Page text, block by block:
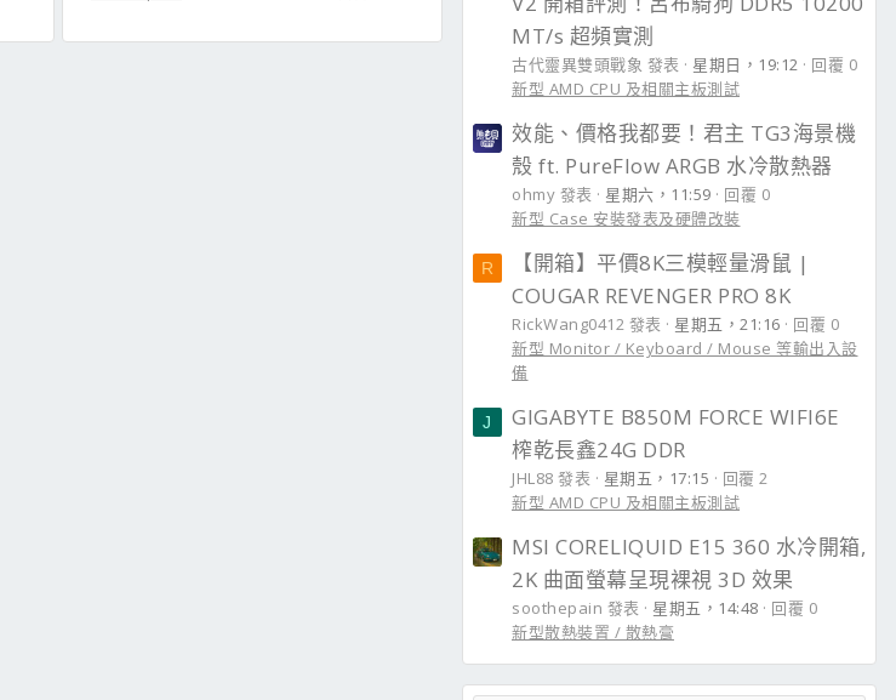
MT/s 超頻實測
古代靈異雙頭戰象 發表 星期日，19:12
回覆 0
新型 AMD CPU 及相關主板測試
效能、價格我都要！君主 TG3海景機
殼 ft. PureFlow ARGB 水冷散熱器
ohmy 發表 星期六，11:59
回覆 0
新型 Case 安裝發表及硬體改裝
R
【開箱】平價8K三模輕量滑鼠 |
COUGAR REVENGER PRO 8K
RickWang0412 發表 星期五，21:16
回覆 0
新型 Monitor / Keyboard / Mouse 等輸出入設
備
J
GIGABYTE B850M FORCE WIFI6E
榨乾長鑫24G DDR
JHL88 發表 星期五，17:15
回覆 2
新型 AMD CPU 及相關主板測試
MSI CORELIQUID E15 360 水冷開箱,
2K 曲面螢幕呈現裸視 3D 效果
soothepain 發表 星期五，14:48
回覆 0
新型散熱裝置 / 散熱膏